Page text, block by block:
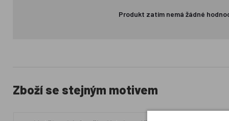
Produkt zatím nemá žádné
Zboží se stejným motivem